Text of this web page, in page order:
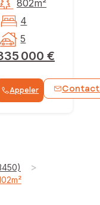
000 €
802m²
4
5
Appeler
>